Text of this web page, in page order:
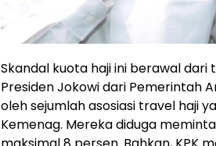
Skandal kuota haji ini berawal
Presiden Jokowi dari Pemerintah
oleh sejumlah asosiasi travel haji
Kemenag. Mereka diduga